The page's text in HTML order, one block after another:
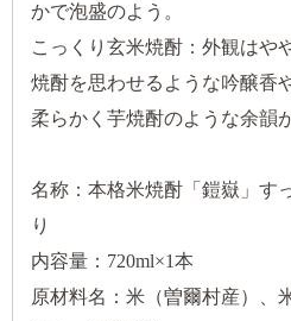
かで泡盛のよう。
こっくり玄米焼酎：外観はや
焼酎を思わせるような吟醸香
柔らかく芋焼酎のような余韻
名称：本格米焼酎「鎧嶽」す
り
内容量：720ml×1本
原材料名：米（曽爾村産）、